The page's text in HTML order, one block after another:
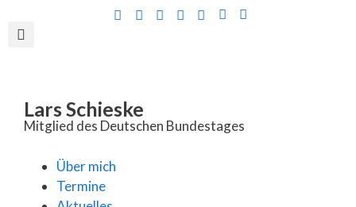
Lars Schieske
Mitglied des Deutschen Bundestages
Über mich
Termine